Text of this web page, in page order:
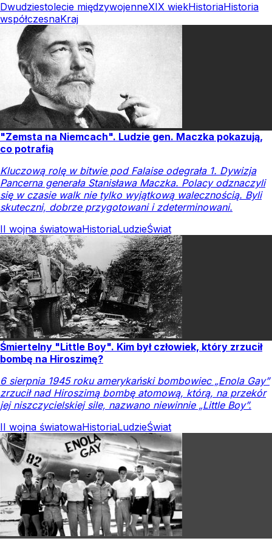
Dwudziestolecie międzywojenneXIX wiekHistoriaHistoria
współczesnaKraj
"Zemsta na Niemcach". Ludzie gen. Maczka pokazują,
co potrafią
Kluczową rolę w bitwie pod Falaise odegrała 1. Dywizja
Pancerna generała Stanisława Maczka. Polacy odznaczyli
się w czasie walk nie tylko wyjątkową walecznością. Byli
skuteczni, dobrze przygotowani i zdeterminowani.
II wojna światowaHistoriaLudzieŚwiat
Śmiertelny "Little Boy". Kim był człowiek, który zrzucił
bombę na Hiroszimę?
6 sierpnia 1945 roku amerykański bombowiec „Enola Gay”
zrzucił nad Hiroszimą bombę atomową, którą, na przekór
jej niszczycielskiej sile, nazwano niewinnie „Little Boy”.
II wojna światowaHistoriaLudzieŚwiat